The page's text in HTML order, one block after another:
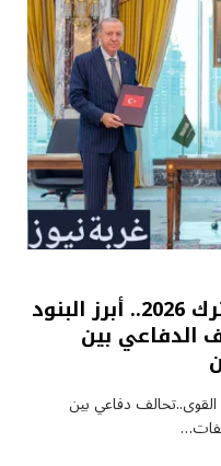
اتفاقية مكة للدفاع المشترك 2026.. أبرز البنود
الدفاعي بين
القوى..تحالف دفاعي بين